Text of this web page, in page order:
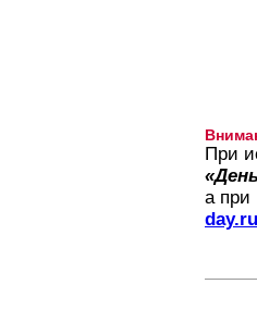
При
а при
day.ru